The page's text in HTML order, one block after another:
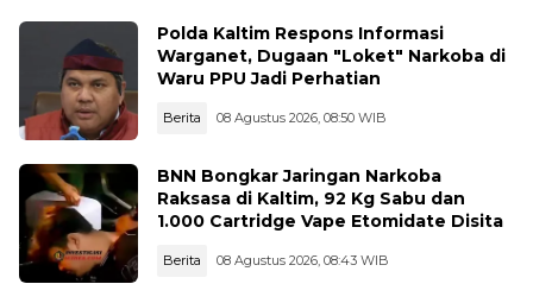
Polda Kaltim Respons Informasi
Warganet, Dugaan "Loket" Narkoba di
Waru PPU Jadi Perhatian
Berita 08 Agustus 2026, 08:50 WIB
BNN Bongkar Jaringan Narkoba
Raksasa di Kaltim, 92 Kg Sabu dan
1.000 Cartridge Vape Etomidate Disita
Berita 08 Agustus 2026, 08:43 WIB